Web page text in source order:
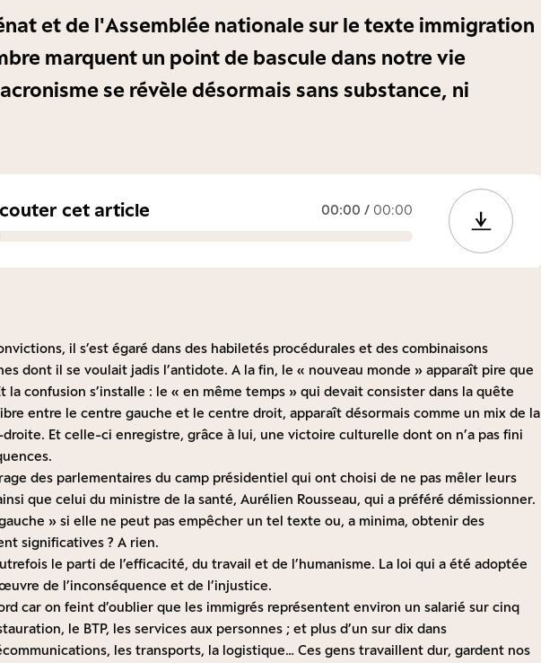
et de l'Assemblée nationale sur le texte immigration
marquent un point de bascule dans notre vie
se révèle désormais sans substance, ni
cet article 00:00 / 00:00
il s’est égaré dans des habiletés procédurales et des combinaisons
dont il se voulait jadis l’antidote. A la fin, le « nouveau monde » apparaît pire que
la confusion s’installe : le « en même temps » qui devait consister dans la quête
entre le centre gauche et le centre droit, apparaît désormais comme un mix de la
Et celle-ci enregistre, grâce à lui, une victoire culturelle dont on n’a pas fini
des parlementaires du camp présidentiel qui ont choisi de ne pas mêler leurs
que celui du ministre de la santé, Aurélien Rousseau, qui a préféré démissionner.
» si elle ne peut pas empêcher un tel texte ou, a minima, obtenir des
significatives ? A rien.
le parti de l’efficacité, du travail et de l’humanisme. La loi qui a été adoptée
de l’inconséquence et de l’injustice.
car on feint d’oublier que les immigrés représentent environ un salarié sur cinq
le BTP, les services aux personnes ; et plus d’un sur dix dans
les transports, la logistique… Ces gens travaillent dur, gardent nos